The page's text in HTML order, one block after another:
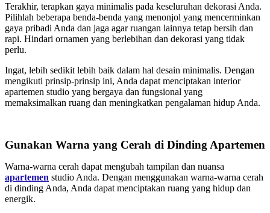
Terakhir, terapkan gaya minimalis pada keseluruhan dekorasi Anda.
Pilihlah beberapa benda-benda yang menonjol yang mencerminkan
gaya pribadi Anda dan jaga agar ruangan lainnya tetap bersih dan
rapi. Hindari ornamen yang berlebihan dan dekorasi yang tidak
perlu.
Ingat, lebih sedikit lebih baik dalam hal desain minimalis. Dengan
mengikuti prinsip-prinsip ini, Anda dapat menciptakan interior
apartemen studio yang bergaya dan fungsional yang
memaksimalkan ruang dan meningkatkan pengalaman hidup Anda.
Gunakan Warna yang Cerah di Dinding Apartemen
Warna-warna cerah dapat mengubah tampilan dan nuansa
apartemen studio Anda. Dengan menggunakan warna-warna cerah
di dinding Anda, Anda dapat menciptakan ruang yang hidup dan
energik.